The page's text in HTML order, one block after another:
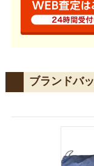
ブランドバ